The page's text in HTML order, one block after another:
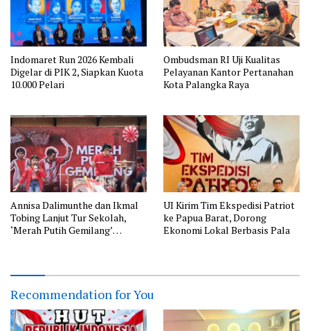
Indomaret Run 2026 Kembali
Digelar di PIK 2, Siapkan Kuota
10.000 Pelari
Ombudsman RI Uji Kualitas
Pelayanan Kantor Pertanahan
Kota Palangka Raya
Annisa Dalimunthe dan Ikmal
Tobing Lanjut Tur Sekolah,
‘Merah Putih Gemilang’
UI Kirim Tim Ekspedisi Patriot
ke Papua Barat, Dorong
Ekonomi Lokal Berbasis Pala
Recommendation for You